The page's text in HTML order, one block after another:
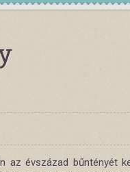
az évszázad bűntényét